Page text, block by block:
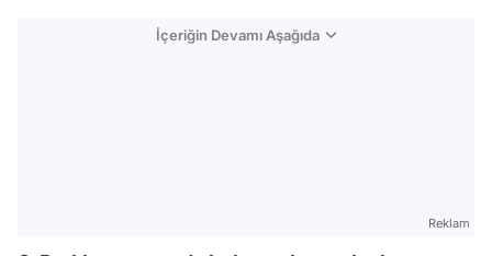
İçeriğin Devamı Aşağıda
Reklam